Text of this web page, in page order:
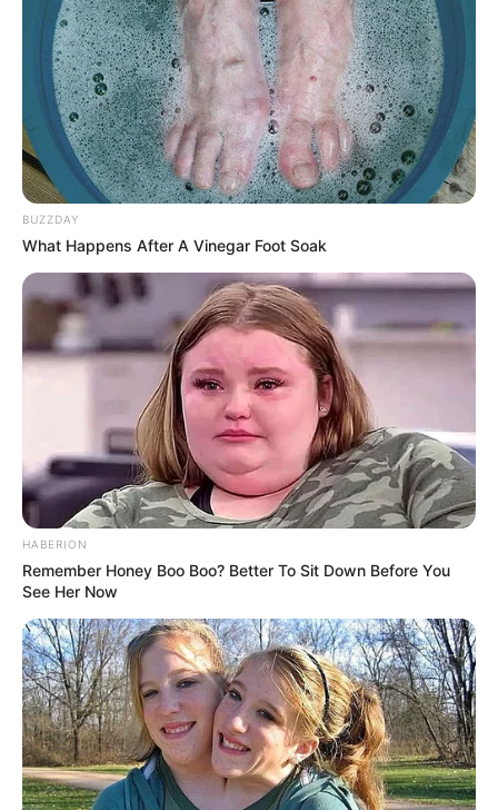
(foto: instagram/elegant_pet1)
8. Terlihat hewan yang elegan ya dengan model
rambut seperti ini. Apalagi ada dasi unik dilehernya
BUZZDAY
What Happens After A Vinegar Foot Soak
HABERION
Remember Honey Boo Boo? Better To Sit Down Before You
See Her Now